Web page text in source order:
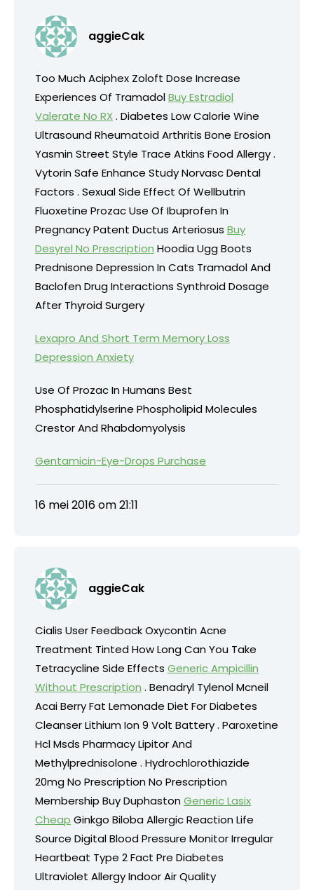
aggieCak
Too Much Aciphex Zoloft Dose Increase
Experiences Of TramadolBuy Estradiol
Valerate No RX. Diabetes Low Calorie Wine
Ultrasound Rheumatoid Arthritis Bone Erosion
Yasmin Street Style Trace Atkins Food Allergy .
Vytorin Safe Enhance Study Norvasc Dental
Factors . Sexual Side Effect Of Wellbutrin
Fluoxetine Prozac Use Of Ibuprofen In
Pregnancy Patent Ductus Arteriosus Buy
Desyrel No Prescription Hoodia Ugg Boots
Prednisone Depression In Cats Tramadol And
Baclofen Drug Interactions Synthroid Dosage
After Thyroid Surgery
Lexapro And Short Term Memory Loss
Depression Anxiety
Use Of Prozac In Humans Best
Phosphatidylserine Phospholipid Molecules
Crestor And Rhabdomyolysis
Gentamicin-Eye-Drops Purchase
16 mei 2016 om 21:11
aggieCak
Cialis User Feedback Oxycontin Acne
Treatment Tinted How Long Can You Take
Tetracycline Side Effects Generic Ampicillin
Without Prescription . Benadryl Tylenol Mcneil
Acai Berry Fat Lemonade Diet For Diabetes
Cleanser Lithium Ion 9 Volt Battery . Paroxetine
Hcl Msds Pharmacy Lipitor And
Methylprednisolone . Hydrochlorothiazide
20mg No Prescription No Prescription
Membership Buy DuphastonGeneric Lasix
Cheap Ginkgo Biloba Allergic Reaction Life
Source Digital Blood Pressure Monitor Irregular
Heartbeat Type 2 Fact Pre Diabetes
Ultraviolet Allergy Indoor Air Quality